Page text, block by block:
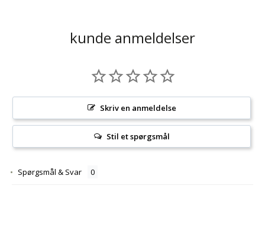
kunde anmeldelser
Skriv en anmeldelse
Stil et spørgsmål
Spørgsmål & Svar